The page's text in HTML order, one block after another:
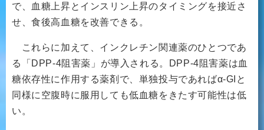
で、血糖上昇とインスリン上昇のタイミングを接近さ
せ、食後高血糖を改善できる。
これらに加えて、インクレチン関連薬のひとつであ
る「DPP-4阻害薬」が導入される。DPP-4阻害薬は血
糖依存性に作用する薬剤で、単独投与であればα-GIと
同様に空腹時に服用しても低血糖をきたす可能性は低
い。